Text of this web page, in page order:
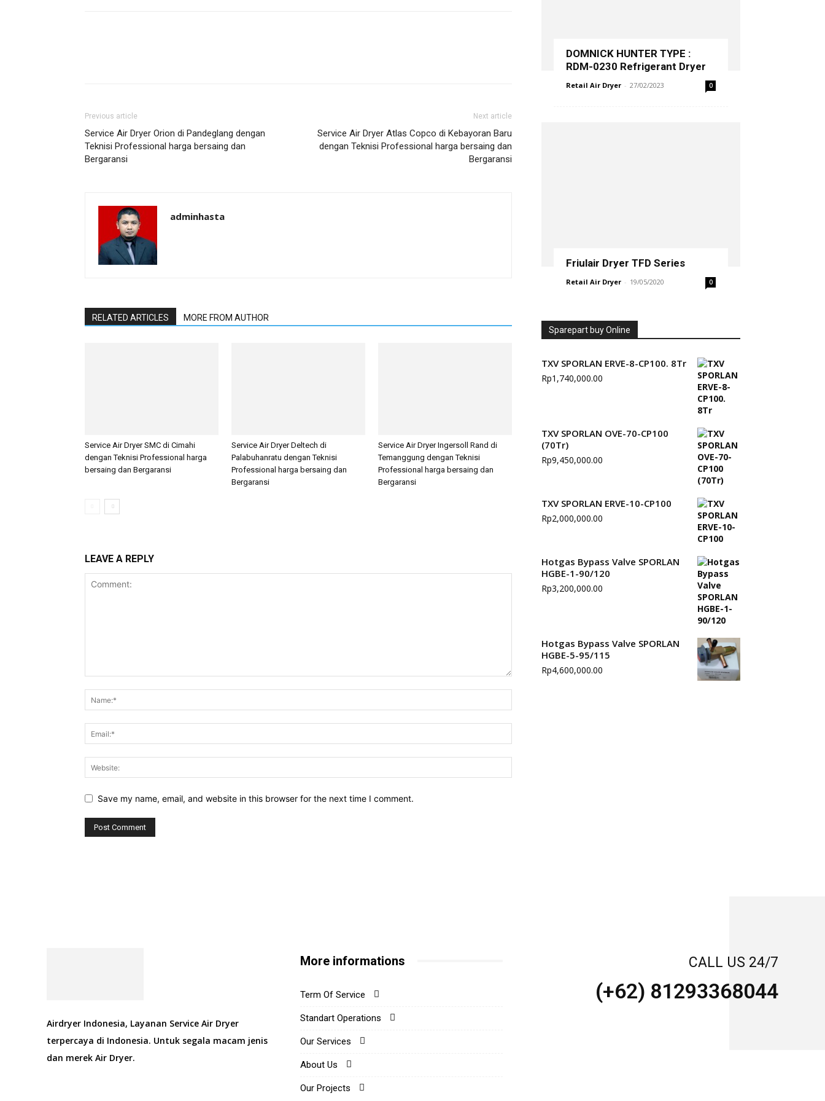
Previous article
Service Air Dryer Orion di Pandeglang dengan
Teknisi Professional harga bersaing dan
Bergaransi
Next article
Service Air Dryer Atlas Copco di Kebayoran Baru
dengan Teknisi Professional harga bersaing dan
Bergaransi
adminhasta
RELATED ARTICLES MORE FROM AUTHOR
Service Air Dryer SMC di Cimahi
dengan Teknisi Professional harga
bersaing dan Bergaransi
Service Air Dryer Deltech di
Palabuhanratu dengan Teknisi
Professional harga bersaing dan
Bergaransi
Service Air Dryer Ingersoll Rand di
Temanggung dengan Teknisi
Professional harga bersaing dan
Bergaransi
LEAVE A REPLY
Save my name, email, and website in this browser for the next time I comment.
DOMNICK HUNTER TYPE :
RDM-0230 Refrigerant Dryer
Retail Air Dryer - 27/02/2023 0
Friulair Dryer TFD Series
Retail Air Dryer - 19/05/2020 0
Sparepart buy Online
TXV SPORLAN ERVE-8-CP100. 8Tr
Rp1,740,000.00
TXV SPORLAN OVE-70-CP100
(70Tr)
Rp9,450,000.00
TXV SPORLAN ERVE-10-CP100
Rp2,000,000.00
Hotgas Bypass Valve SPORLAN
HGBE-1-90/120
Rp3,200,000.00
Hotgas Bypass Valve SPORLAN
HGBE-5-95/115
Rp4,600,000.00
Airdryer Indonesia, Layanan Service Air Dryer
terpercaya di Indonesia. Untuk segala macam jenis
dan merek Air Dryer.
More informations
Term Of Service
Standart Operations
Our Services
About Us
Our Projects
CALL US 24/7
(+62) 81293368044